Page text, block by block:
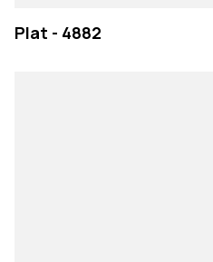
Plat - 4882